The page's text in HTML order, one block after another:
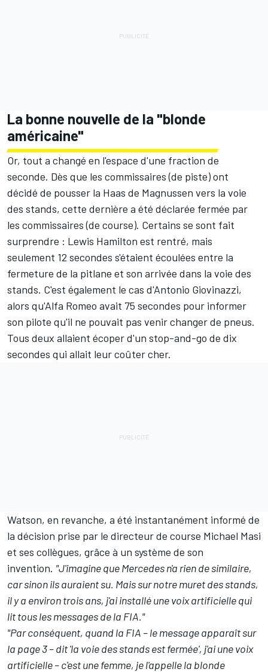
La bonne nouvelle de la "blonde
américaine"
Or, tout a changé en l'espace d'une fraction de
seconde. Dès que les commissaires (de piste) ont
décidé de pousser la Haas de Magnussen vers la voie
des stands, cette dernière a été déclarée fermée par
les commissaires (de course). Certains se sont fait
surprendre : Lewis Hamilton est rentré, mais
seulement 12 secondes s'étaient écoulées entre la
fermeture de la pitlane et son arrivée dans la voie des
stands. C'est également le cas d'Antonio Giovinazzi,
alors qu'Alfa Romeo avait 75 secondes pour informer
son pilote qu'il ne pouvait pas venir changer de pneus.
Tous deux allaient écoper d'un stop-and-go de dix
secondes qui allait leur coûter cher.
Watson, en revanche, a été instantanément informé de
la décision prise par le directeur de course Michael Masi
et ses collègues, grâce à un système de son
invention. "J'imagine que Mercedes n'a rien de similaire,
car sinon ils auraient su. Mais sur notre muret des stands,
il y a environ trois ans, j'ai installé une voix artificielle qui
lit tous les messages de la FIA."
"Par conséquent, quand la FIA – le message apparaît sur
la page 3 – dit 'la voie des stands est fermée', j'ai une voix
artificielle – c'est une femme, je l'appelle la blonde